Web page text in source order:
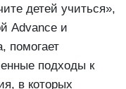
детей учиться»,
Advance и
помогает
подходы к
в которых